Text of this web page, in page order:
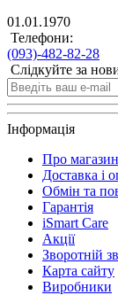
01.01.1970
Телефони:
(093)-482-82-28
Слідкуйте за
Інформація
Про магазин
Доставка і
Обмін та
Гарантія
iSmart Care
Акції
Зворотній
Карта сайту
Виробники